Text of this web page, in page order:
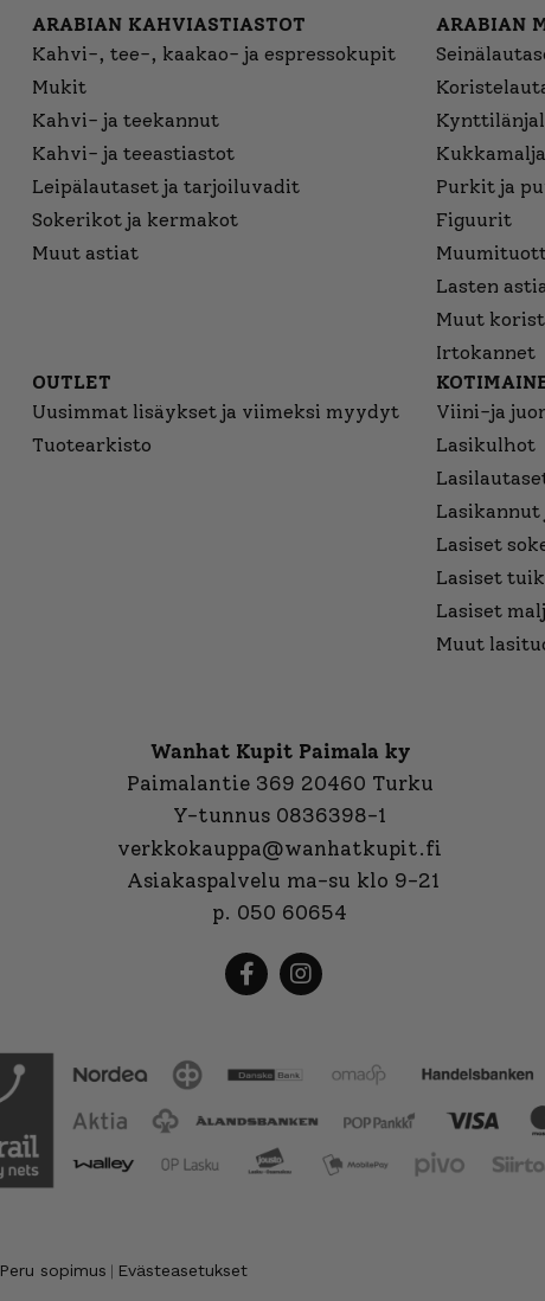
ARABIAN KAHVIASTIASTOT
Kahvi-, tee-, kaakao- ja espressokupit
Mukit
Kahvi- ja teekannut
Kahvi- ja teeastiastot
Leipälautaset ja tarjoiluvadit
Sokerikot ja kermakot
Muut astiat
ARABIAN
Purkit ja
Figuurit
Lasten
Muut
Irtokannet
OUTLET
Uusimmat lisäykset ja viimeksi myydyt
Tuotearkisto
Viini-ja
Lasikulhot
Lasiset
Lasiset
Lasiset
Muut
Wanhat Kupit Paimala ky
Paimalantie 369 20460 Turku
Y-tunnus 0836398-1
verkkokauppa@wanhatkupit.fi
Asiakaspalvelu ma-su klo 9-21
p. 050 60654
Peru sopimus Evästeasetukset